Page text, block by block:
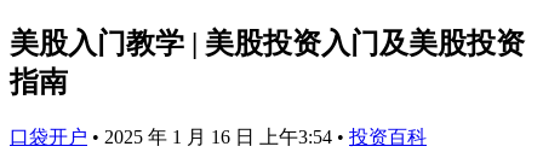
美股入门教学 | 美股投资入门及美股投资
指南
口袋开户 • 2025 年 1 月 16 日 上午3:54 • 投资百科